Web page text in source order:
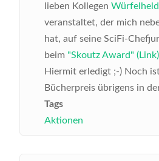
lieben Kollegen
veranstaltet, der mich
hat, auf seine SciFi-
beim "Skoutz Award" (Link)
Hiermit erledigt ;-) Noch
Bücherpreis übrigens in
Tags
Aktionen